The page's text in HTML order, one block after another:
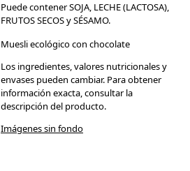
Puede contener SOJA, LECHE (LACTOSA),
FRUTOS SECOS y SÉSAMO.
Muesli ecológico con chocolate
Los ingredientes, valores nutricionales y
envases pueden cambiar. Para obtener
información exacta, consultar la
descripción del producto.
Imágenes sin fondo